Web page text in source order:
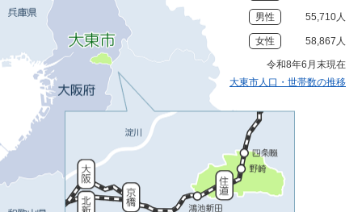
男性 55,710人
女性 58,867人
令和8年6月末現在
大東市人口・世帯数の推移